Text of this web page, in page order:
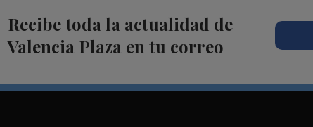
Recibe toda la actualidad de
Valencia Plaza en tu correo